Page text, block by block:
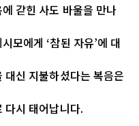
갇힌 사도 바울을 만나
모에게 ‘참된 자유’에 대
신 지불하셨다는 복음은
다시 태어납니다.